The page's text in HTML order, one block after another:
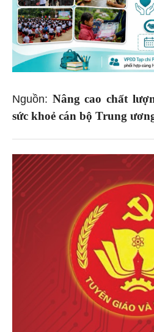
Nguồn: Nâng cao chất
sức khoẻ cán bộ Trung